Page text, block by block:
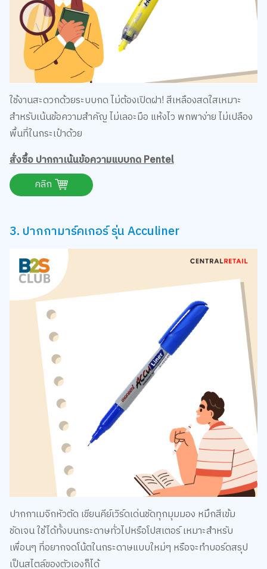
ใช้งานสะดวกด้วยระบบกด ไม่ต้องเปิดฝา! สีเหลืองสดใสเหมาะ
สำหรับเน้นข้อความสำคัญ ไม่เลอะมือ แห้งไว พกพาง่าย ไม่เปลือง
พื้นที่ในกระเป๋าด้วย
สั่งซื้อ ปากกาเน้นข้อความแบบกด Pentel
คลิก
3. ปากกามาร์คเกอร์ รุ่น Acculiner
ปากกาเมจิกหัวตัด เขียนคีย์เวิร์ดเด่นชัดทุกมุมมอง หมึกสีเข้ม
ชัดเจน ใช้ได้ทั้งบนกระดาษทั่วไปหรือโปสเตอร์ เหมาะสำหรับ
เพื่อนๆ ที่อยากจดโน้ตในกระดาษแบบใหม่ๆ หรือจะทำบอร์ดสรุป
เป็นสไตล์ของตัวเองก็ได้